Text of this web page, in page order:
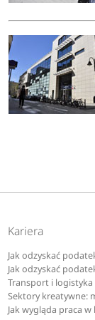
Kariera
Jak odzyskać
Jak odzyskać
Transport i
Sektory kreatywne:
Jak wygląda praca